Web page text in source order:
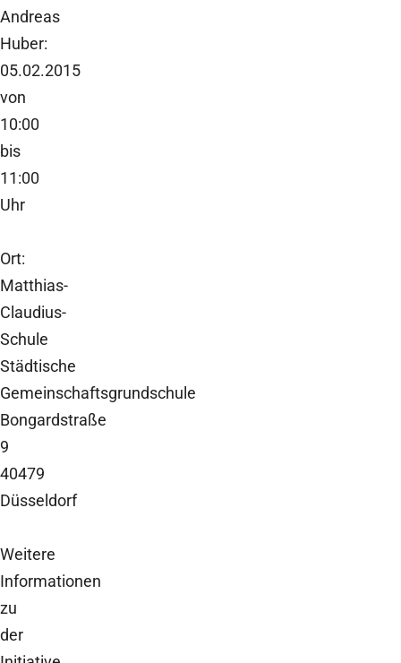
Andreas
Huber:
05.02.2015
von
10:00
bis
11:00
Uhr
Ort:
Matthias-
Claudius-
Schule
Städtische
Gemeinschaftsgrundschule
Bongardstraße
9
40479
Düsseldorf
Weitere
Informationen
zu
der